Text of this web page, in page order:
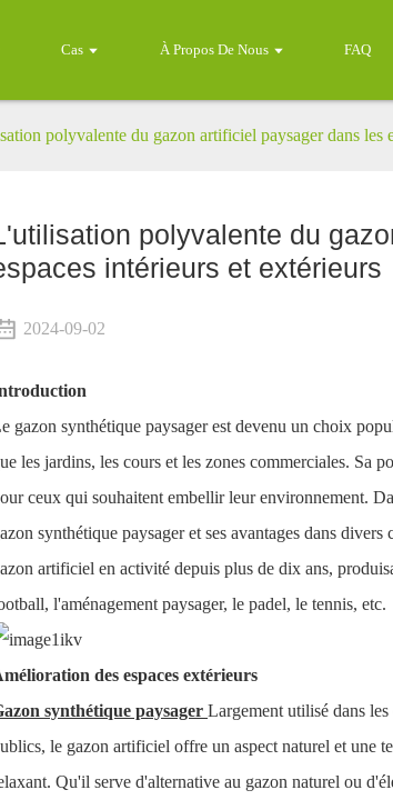
Cas À Propos De Nous FAQ
polyvalente du gazon artificiel paysager dans les
polyvalente du
intérieurs et extérieurs
2024-09-02
gazon synthétique paysager est devenu un choix
les jardins, les cours et les zones commerciales. Sa
ceux qui souhaitent embellir leur environnement.
synthétique paysager et ses avantages dans divers
artificiel en activité depuis plus de dix ans,
l'aménagement paysager, le padel, le tennis, etc.
des espaces extérieurs
synthétique paysager Largement utilisé dans les
le gazon artificiel offre un aspect naturel et une
Qu'il serve d'alternative au gazon naturel ou